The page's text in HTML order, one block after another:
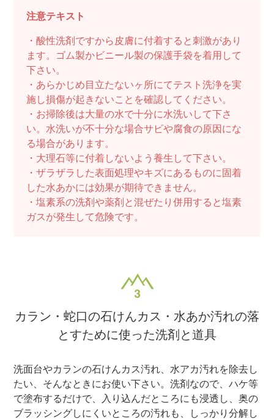
注意テキスト
・酸性洗剤ですから皮膚に付着すると刺激があり
ます。ゴム製かビニール製の保護手袋を着用して
下さい。
・あらかじめ目立たないヶ所にてテスト洗浄を実
施し損傷が起きないことを確認してください。
・お掃除後は大量の水で十分に水洗いして下さ
い。水洗いが不十分な場合サビや腐食の原因にな
る場合があります。
・大理石等に付着しないよう養生して下さい。
・ザラザラした表面処理やキズにあるものに固着
した水あかには効果が期待できません。
・塩素系の洗剤や薬剤と混ぜたり併用すると塩素
ガスが発生して危険です。
カラン・蛇口の石けんカス・水あか汚れの落
とすために使った洗剤と道具
洗面台やカランの石けんカス汚れ、水アカ汚れを除去し
たい、そんなときにお使い下さい。洗剤なので、ハケ等
で塗布するだけで、入り込んだところにも浸透し、奥の
ブラッシングしにくいところの汚れも、しっかり分解し